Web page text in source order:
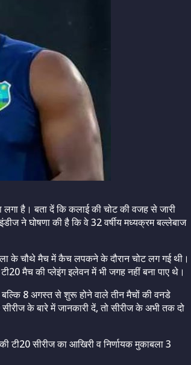
है। बता दें कि कलाई की चोट की वजह से जारी
ने घोषणा की है कि वे 32 वर्षीय मध्यक्रम बल्लेबाज
के चौथे मैच में कैच लपकने के दौरान चोट लग गई थी।
मैच की प्लेइंग इलेवन में भी जगह नहीं बना पाए थे।
बल्कि 8 अगस्त से शुरू होने वाले तीन मैचों की वनडे
के बारे में जानकारी दें, तो सीरीज के अभी तक दो
टी20 सीरीज का आखिरी व निर्णायक मुकाबला 3